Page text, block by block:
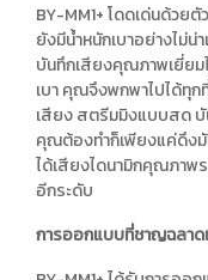
BY-MM1+ โดดเด่นด้วย
ยังมีน้ำหนักเบาอย่างไม่
บันทึกเสียงคุณภาพเยี่ยม
เบา คุณจึงพกพาไปได้ทุ
เสียง สตรีมมิงแบบสด
คุณต้องทำก็เพียงแค่ดึงมั
ได้เสียงไดนามิกคุณภาพ
อีกระดับ
การออกแบบที่ชาญฉลาด